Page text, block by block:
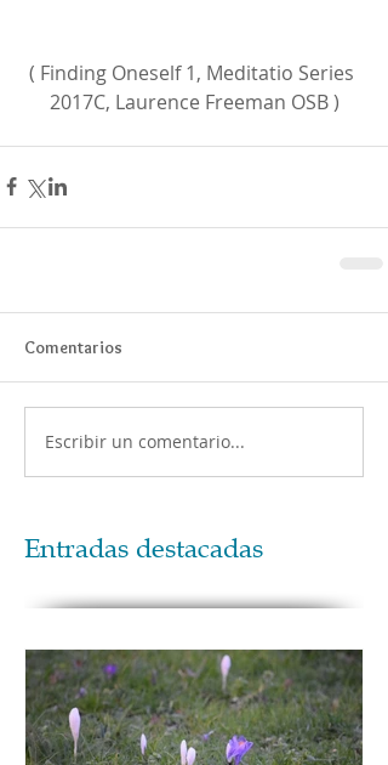
( Finding Oneself 1, Meditatio Series
2017C, Laurence Freeman OSB )
Comentarios
Escribir un comentario...
Entradas destacadas